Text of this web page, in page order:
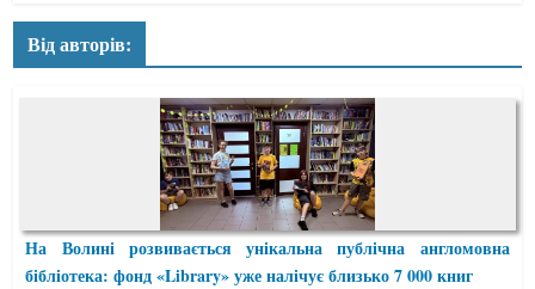
Від авторів:
На Волині розвивається унікальна публічна англомовна
бібліотека: фонд «Library» уже налічує близько 7 000 книг